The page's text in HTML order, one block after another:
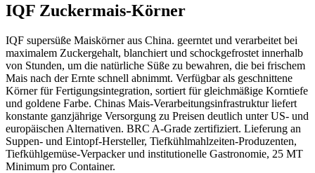
IQF Zuckermais-Körner
IQF supersüße Maiskörner aus China. geerntet und verarbeitet bei
maximalem Zuckergehalt, blanchiert und schockgefrostet innerhalb
von Stunden, um die natürliche Süße zu bewahren, die bei frischem
Mais nach der Ernte schnell abnimmt. Verfügbar als geschnittene
Körner für Fertigungsintegration, sortiert für gleichmäßige Korntiefe
und goldene Farbe. Chinas Mais-Verarbeitungsinfrastruktur liefert
konstante ganzjährige Versorgung zu Preisen deutlich unter US- und
europäischen Alternativen. BRC A-Grade zertifiziert. Lieferung an
Suppen- und Eintopf-Hersteller, Tiefkühlmahlzeiten-Produzenten,
Tiefkühlgemüse-Verpacker und institutionelle Gastronomie, 25 MT
Minimum pro Container.